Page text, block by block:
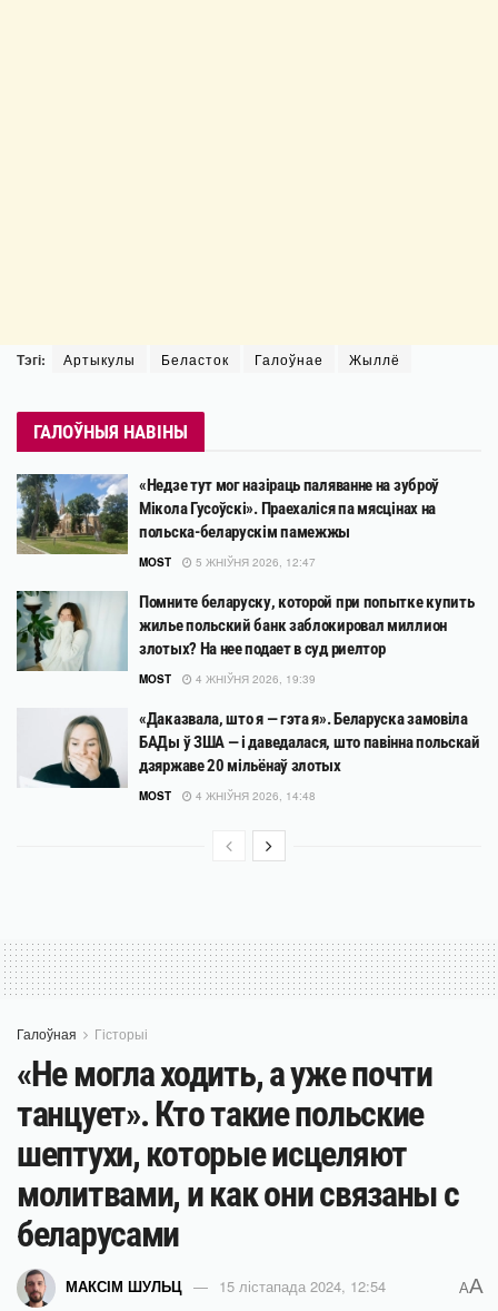
Тэгі: Артыкулы Беласток Галоўнае Жыллё
ГАЛОЎНЫЯ НАВІНЫ
«Недзе тут мог назіраць паляванне на зуброў
Мікола Гусоўскі». Праехаліся па мясцінах на
польска-беларускім памежжы
MOST 5 ЖНІЎНЯ 2026, 12:47
Помните беларуску, которой при попытке купить
жилье польский банк заблокировал миллион
злотых? На нее подает в суд риелтор
MOST 4 ЖНІЎНЯ 2026, 19:39
«Даказвала, што я — гэта я». Беларуска замовіла
БАДы ў ЗША — і даведалася, што павінна польскай
дзяржаве 20 мільёнаў злотых
MOST 4 ЖНІЎНЯ 2026, 14:48
Галоўная Гісторыі
«Не могла ходить, а уже почти
танцует». Кто такие польские
шептухи, которые исцеляют
молитвами, и как они связаны с
беларусами
МАКСІМ ШУЛЬЦ 15 лістапада 2024, 12:54 AA